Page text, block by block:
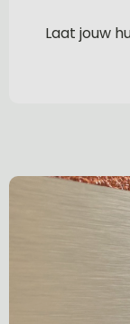
Laat jouw